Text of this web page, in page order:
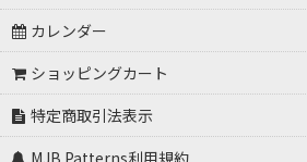
カレンダー
ショッピングカート
特定商取引法表示
MJB Patterns利用規約